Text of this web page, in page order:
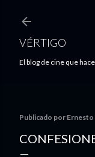
VÉRTIGO
El blog de cine que
Publicado por